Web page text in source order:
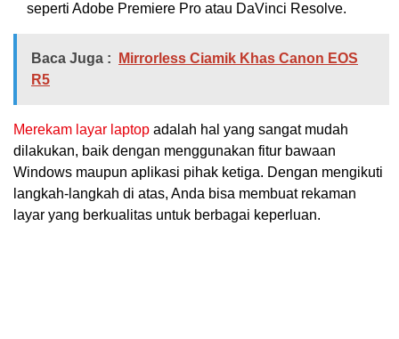
seperti Adobe Premiere Pro atau DaVinci Resolve.
Baca Juga :
Mirrorless Ciamik Khas Canon EOS
R5
Merekam layar laptop adalah hal yang sangat mudah
dilakukan, baik dengan menggunakan fitur bawaan
Windows maupun aplikasi pihak ketiga. Dengan mengikuti
langkah-langkah di atas, Anda bisa membuat rekaman
layar yang berkualitas untuk berbagai keperluan.